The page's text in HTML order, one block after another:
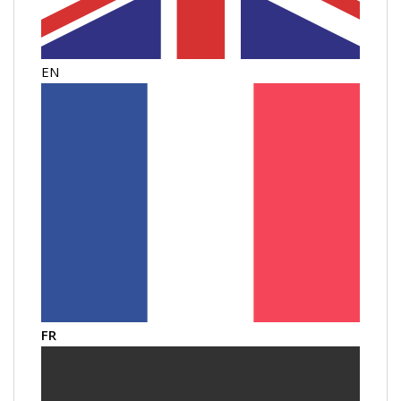
EN
FR